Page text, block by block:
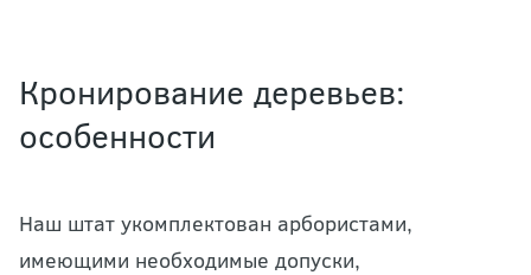
Кронирование деревьев:
особенности
Наш штат укомплектован арбористами,
имеющими необходимые допуски,